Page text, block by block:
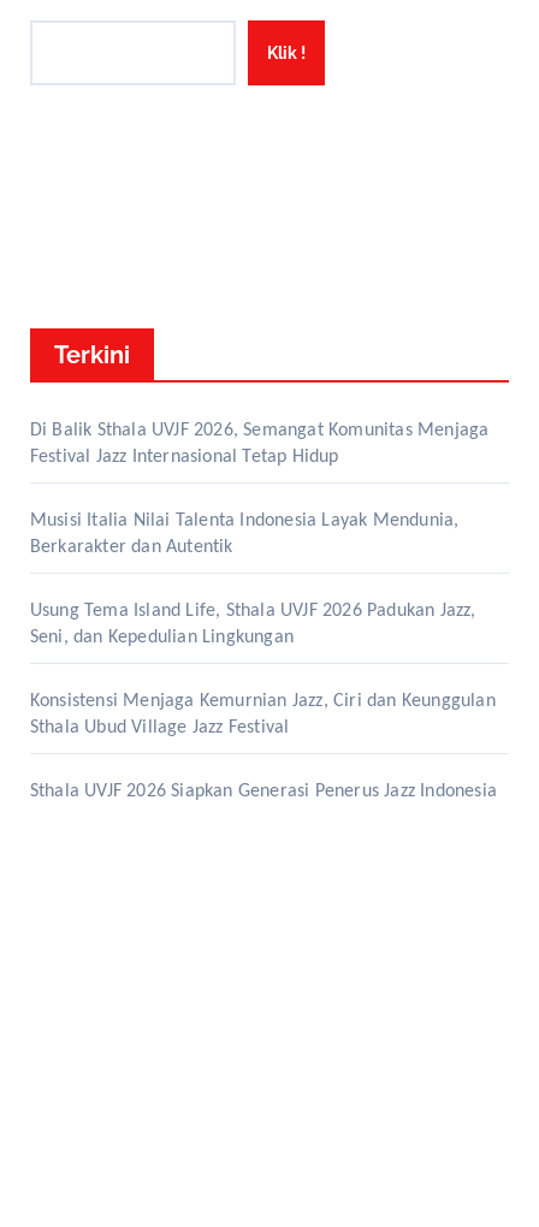
Klik !
Terkini
Di Balik Sthala UVJF 2026, Semangat Komunitas Menjaga
Festival Jazz Internasional Tetap Hidup
Musisi Italia Nilai Talenta Indonesia Layak Mendunia,
Berkarakter dan Autentik
Usung Tema Island Life, Sthala UVJF 2026 Padukan Jazz,
Seni, dan Kepedulian Lingkungan
Konsistensi Menjaga Kemurnian Jazz, Ciri dan Keunggulan
Sthala Ubud Village Jazz Festival
Sthala UVJF 2026 Siapkan Generasi Penerus Jazz Indonesia